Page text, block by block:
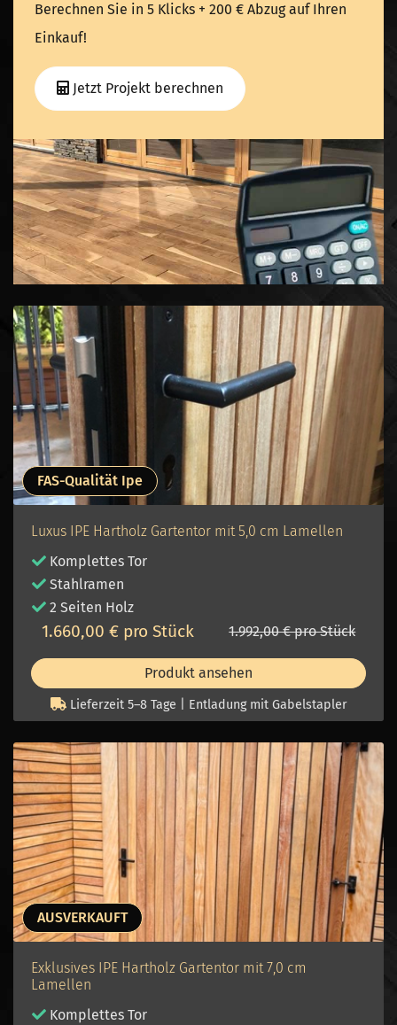
Berechnen Sie in 5 Klicks + 200 € Abzug auf Ihren
Einkauf!
Jetzt Projekt berechnen
FAS-Qualität Ipe
Luxus IPE Hartholz Gartentor mit 5,0 cm Lamellen
Komplettes Tor
Stahlramen
2 Seiten Holz
1.660,00 € pro Stück 1.992,00 € pro Stück
Produkt ansehen
Lieferzeit 5–8 Tage | Entladung mit Gabelstapler
AUSVERKAUFT
Exklusives IPE Hartholz Gartentor mit 7,0 cm
Lamellen
Komplettes Tor